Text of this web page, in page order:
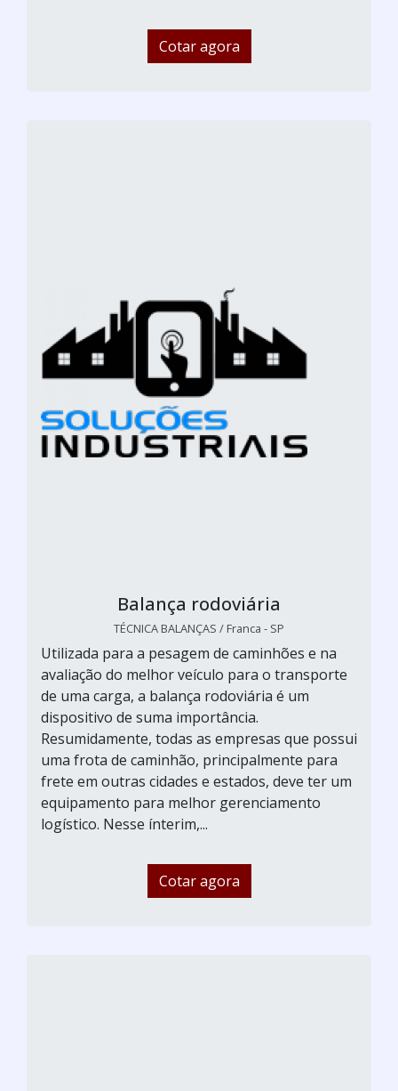
Cotar agora
Balança rodoviária
TÉCNICA BALANÇAS / Franca - SP
Utilizada para a pesagem de caminhões e na
avaliação do melhor veículo para o transporte
de uma carga, a balança rodoviária é um
dispositivo de suma importância.
Resumidamente, todas as empresas que possui
uma frota de caminhão, principalmente para
frete em outras cidades e estados, deve ter um
equipamento para melhor gerenciamento
logístico. Nesse ínterim,...
Cotar agora